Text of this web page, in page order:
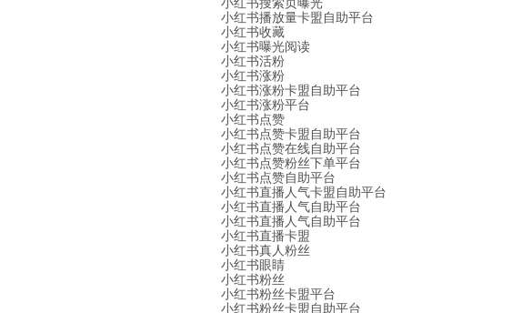
小红书播放量卡盟自助平台
小红书收藏
小红书曝光阅读
小红书活粉
小红书涨粉
小红书涨粉卡盟自助平台
小红书涨粉平台
小红书点赞
小红书点赞卡盟自助平台
小红书点赞在线自助平台
小红书点赞粉丝下单平台
小红书点赞自助平台
小红书直播人气卡盟自助平台
小红书直播人气自助平台
小红书直播人气自助平台
小红书直播卡盟
小红书真人粉丝
小红书眼睛
小红书粉丝
小红书粉丝卡盟平台
小红书粉丝卡盟自助平台